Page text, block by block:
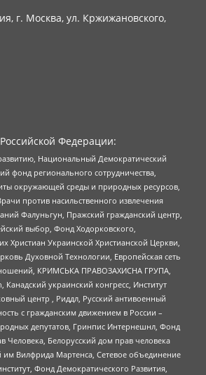
г. Москва, ул. Кржижановского,
Федерации:
Национальный Демократический
фонд регионального сотрудничества,
окружающей среды и природных ресурсов,
против насильственного извлечения
Фалуньгун, Пражский гражданский центр,
выбор, Фонд Ходорковского,
Христиан Украинской Христианской Церкви,
Духовной Технологии, Европейская сеть
КРИМСЬКА ПРАВОЗАХИСНА ГРУПА,
украинский конгресс, Институт
центр , Риддл, Русский антивоенный
с гражданским движением в России –
депутатов, Гринпис Интернешнл, Фонд
Белорусский дом прав человека
им Вилфрида Мартенса, Сетевое объединение
Фонд Демократического Развития,